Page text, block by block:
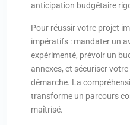
anticipation budgétaire
Pour réussir votre projet
impératifs : mandater un
expérimenté, prévoir un
annexes, et sécuriser
démarche. La
transforme un parcours
maîtrisé.